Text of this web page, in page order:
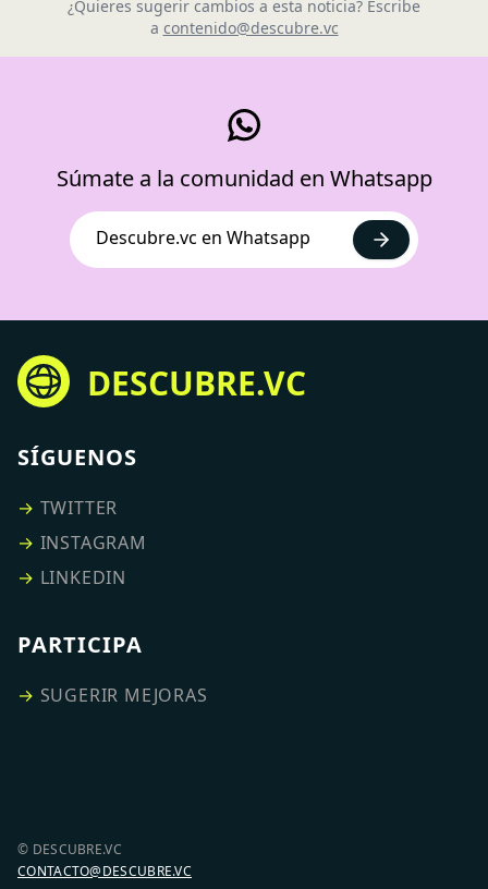
¿Quieres sugerir cambios a esta noticia? Escribe
a contenido@descubre.vc
Súmate a la comunidad en Whatsapp
Descubre.vc en Whatsapp
DESCUBRE.VC
SÍGUENOS
→ TWITTER
→ INSTAGRAM
→ LINKEDIN
PARTICIPA
→ SUGERIR MEJORAS
© DESCUBRE.VC
CONTACTO@DESCUBRE.VC